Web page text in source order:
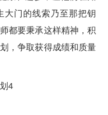
大门的线索乃至那把钥
都要秉承这样精神，积
，争取获得成绩和质量
4